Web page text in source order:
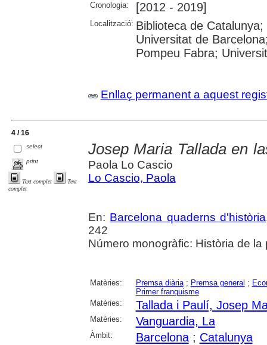
Cronologia: [2012 - 2019]
Localització: Biblioteca de
Universitat de
Pompeu Fabra;
Enllaç permanent a aquest
4 / 16
select
print
Text complet
Text
complet
Josep Maria Tallada en
Paola Lo Cascio
Lo Cascio, Paola
En: Barcelona quaderns d'història
242
Número monogràfic: Història de
Matèries: Premsa diària; Premsa general ;
Primer franquisme
Matèries:
Tallada i Paulí, Josep
Matèries: Vanguardia, La
Àmbit: Barcelona; Catalunya